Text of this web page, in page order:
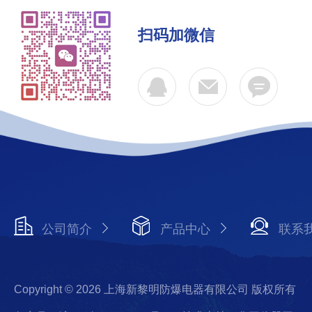
扫码加微信
公司简介 产品中心 联系
Copyright © 2026 上海新黎明防爆电器有限公司 版权所有